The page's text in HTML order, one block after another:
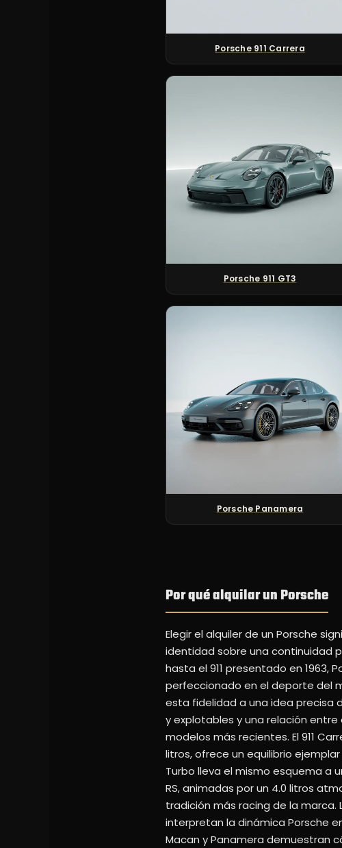
Porsche 911 Carrera
Porsche 911 GT3
Porsche Panamera
Por qué alquilar un Porsche
Elegir el alquiler de un Porsche
identidad sobre una continuidad
hasta el 911 presentado en 1963,
perfeccionado en el deporte del
esta fidelidad a una idea precisa
y explotables y una relación
modelos más recientes. El 911
litros, ofrece un equilibrio
Turbo lleva el mismo esquema a
RS, animadas por un 4.0 litros
tradición más racing de la marca.
interpretan la dinámica Porsche
Macan y Panamera demuestran